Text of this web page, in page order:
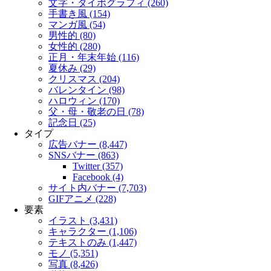
文字・タイポグラフィ (260)
手書き風 (154)
マンガ風 (54)
男性的 (80)
女性的 (280)
正月・年末年始 (116)
夏休み (29)
クリスマス (204)
バレンタイン (98)
ハロウィン (170)
父・母・敬老の日 (78)
記念日 (25)
タイプ
広告バナー (8,447)
SNSバナー (863)
Twitter (357)
Facebook (4)
サイト内バナー (7,703)
GIFアニメ (228)
要素
イラスト (3,431)
キャラクター (1,106)
テキストのみ (1,447)
モノ (5,351)
写真 (8,426)